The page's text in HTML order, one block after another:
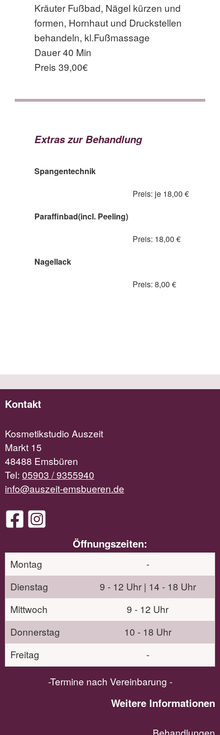
Kräuter Fußbad, Nägel kürzen und
formen, Hornhaut und Druckstellen
behandeln, kl.Fußmassage
Dauer 40 Min
Preis 39,00€
Extras zur Behandlung
Spangentechnik
Preis: je 18,00 €
Paraffinbad(incl. Peeling)
Preis: 18,00 €
Nagellack
Preis: 8,00 €
Kontakt
Kosmetikstudio Auszeit
Markt 15
48488 Emsbüren
Tel: 05903 / 9355940
info@auszeit-emsbueren.de
Öffnungszeiten:
Montag
-
Dienstag
9 - 12 Uhr | 14 - 18 Uhr
Mittwoch
9 - 12 Uhr
Donnerstag
10 - 18 Uhr
Freitag
-
-Termine nach Vereinbarung -
Weitere Informationen
Behandlungen